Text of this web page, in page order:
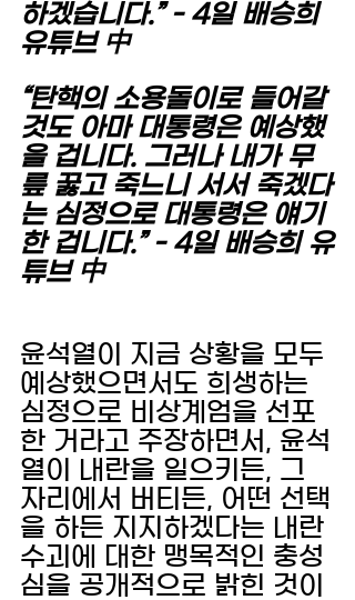
하겠습니다.” - 4일 배승희
유튜브 中
“탄핵의 소용돌이로 들어갈
것도 아마 대통령은 예상했
을 겁니다. 그러나 내가 무
릎 꿇고 죽느니 서서 죽겠다
는 심정으로 대통령은 얘기
한 겁니다.” - 4일 배승희 유
튜브 中
윤석열이 지금 상황을 모두
예상했으면서도 희생하는
심정으로 비상계엄을 선포
한 거라고 주장하면서, 윤석
열이 내란을 일으키든, 그
자리에서 버티든, 어떤 선택
을 하든 지지하겠다는 내란
수괴에 대한 맹목적인 충성
심을 공개적으로 밝힌 것이